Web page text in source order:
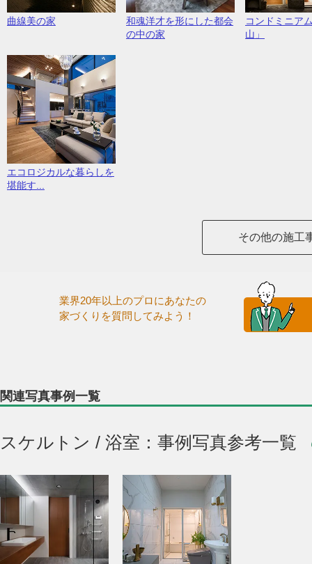
曲線美の家
和魂洋才を形にした都会
の中の家
コンドミニア
山」
エコロジカルな暮らしを
堪能す...
その他の施工
業界20年以上のプロにあなたの
家づくりを質問してみよう！
関連写真事例一覧
スケルトン / 浴室：事例写真参考一覧